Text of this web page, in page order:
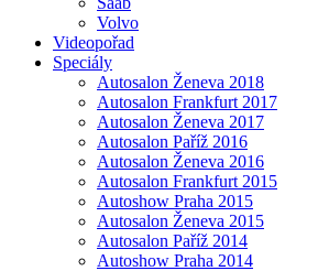
Volvo
Videopořad
Speciály
Autosalon Ženeva 2018
Autosalon Frankfurt 2017
Autosalon Ženeva 2017
Autosalon Paříž 2016
Autosalon Ženeva 2016
Autosalon Frankfurt 2015
Autoshow Praha 2015
Autosalon Ženeva 2015
Autosalon Paříž 2014
Autoshow Praha 2014